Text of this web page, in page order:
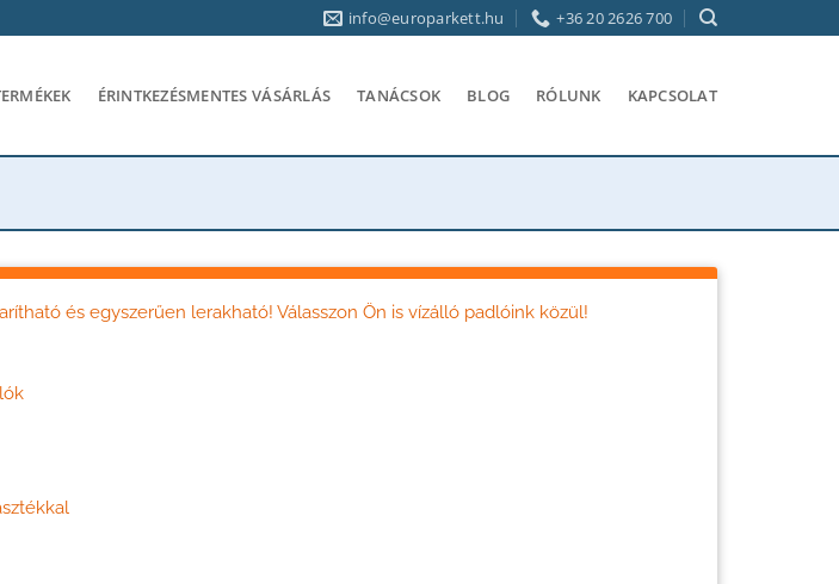
info@europarkett.hu +36 20 2626 700
ÉRINTKEZÉSMENTES VÁSÁRLÁS TANÁCSOK BLOG RÓLUNK KAPCSOLAT
és egyszerűen lerakható! Válasszon Ön is vízálló padlóink közül!